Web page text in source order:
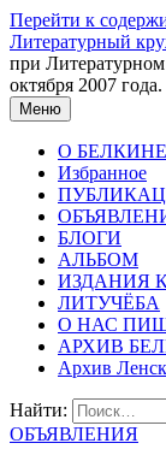
Перейти к
Литературный
при
октября 2007 года.
Меню
О БЕЛКИНЕ
Избранное
БЛОГИ
АЛЬБОМ
ИЗДАНИЯ
ЛИТУЧЁБА
О НАС
АРХИВ
Архив
Найти:
ОБЪЯВЛЕНИЯ